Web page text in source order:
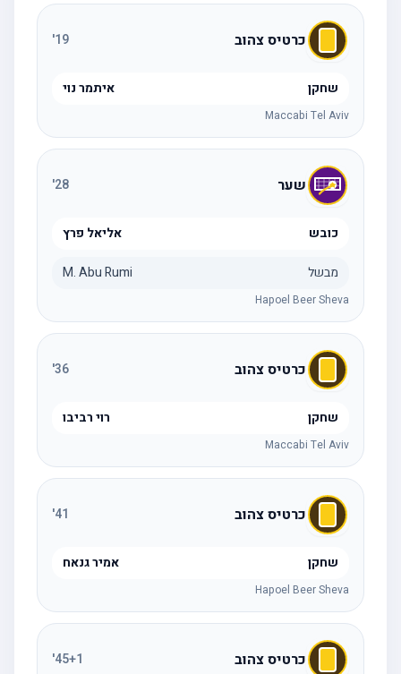
כרטיס צהוב 19
'
שחקן איתמר נוי
Maccabi Tel Aviv
שער 28
'
כובש אליאל פרץ
מבשל M. Abu Rumi
Hapoel Beer Sheva
כרטיס צהוב 36
'
שחקן רוי רביבו
Maccabi Tel Aviv
כרטיס צהוב 41
'
שחקן אמיר גנאח
Hapoel Beer Sheva
כרטיס צהוב 45+1
'